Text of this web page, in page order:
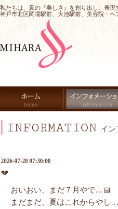
私たちは、真の『美しさ』を創り出し、表
神戸市北区岡場駅前、大池駅前、美容院・ヘ
INFORMATION イン
2026-07-28 07:30:00
💔
おいおい、まだ７月やで…📅
まだまだ、夏はこれからやし